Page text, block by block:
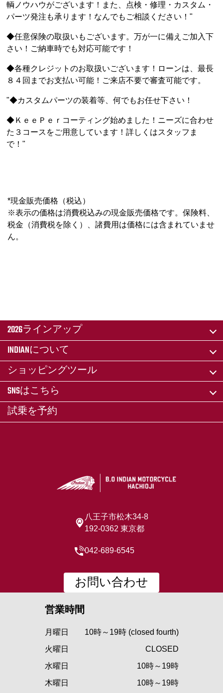
輌ノウハウがございます！また、点検・修理・カスタム・
パーツ発注も承ります！なんでもご相談ください！"
◆任意保険の取扱いもございます。万が一に備えご加入下
さい！ご納車時でも対応可能です！
◆各種クレジットのお取扱いございます！ローンは、最長
８４回までお支払い可能！ご来店不要で審査可能です。
"◆カスタムパーツの装着等、何でもお任せ下さい！
◆ＫｅｅＰｅｒコーティング始めました！ニーズに合わせ
た３コースをご用意しています！詳しくはスタッフま
で！"
*現金販売価格（税込）
※表示の価格は消費税込みの現金販売価格です。保険料、
税金（消費税を除く）、諸費用は価格には含まれていませ
ん。
2026ラインアップ
INDIANについて
ショッピングツール
SNSはこちら
試乗を予約
八王子市松木34-8
192-0362 東京都
042-689-6545
お問い合わせ
営業時間
月曜日
10時～19時 (closed fourth)
火曜日
CLOSED
水曜日
10時～19時
木曜日
10時～19時